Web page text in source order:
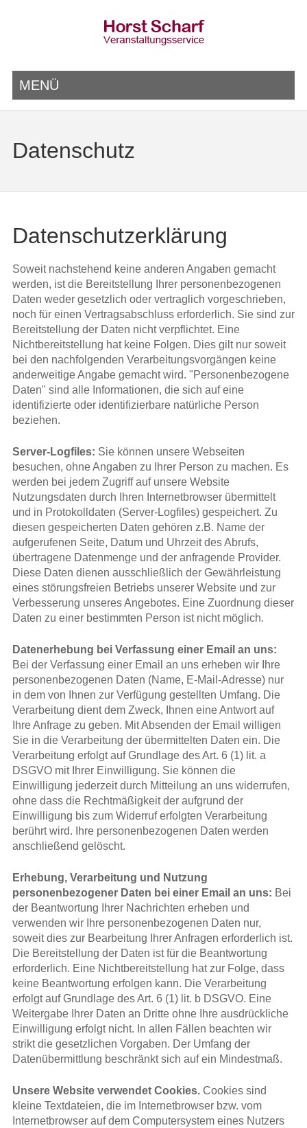
MENÜ
Datenschutz
Datenschutzerklärung
Soweit nachstehend keine anderen Angaben gemacht
werden, ist die Bereitstellung Ihrer personenbezogenen
Daten weder gesetzlich oder vertraglich vorgeschrieben,
noch für einen Vertragsabschluss erforderlich. Sie sind zur
Bereitstellung der Daten nicht verpflichtet. Eine
Nichtbereitstellung hat keine Folgen. Dies gilt nur soweit
bei den nachfolgenden Verarbeitungsvorgängen keine
anderweitige Angabe gemacht wird. "Personenbezogene
Daten" sind alle Informationen, die sich auf eine
identifizierte oder identifizierbare natürliche Person
beziehen.
Server-Logfiles: Sie können unsere Webseiten
besuchen, ohne Angaben zu Ihrer Person zu machen. Es
werden bei jedem Zugriff auf unsere Website
Nutzungsdaten durch Ihren Internetbrowser übermittelt
und in Protokolldaten (Server-Logfiles) gespeichert. Zu
diesen gespeicherten Daten gehören z.B. Name der
aufgerufenen Seite, Datum und Uhrzeit des Abrufs,
übertragene Datenmenge und der anfragende Provider.
Diese Daten dienen ausschließlich der Gewährleistung
eines störungsfreien Betriebs unserer Website und zur
Verbesserung unseres Angebotes. Eine Zuordnung dieser
Daten zu einer bestimmten Person ist nicht möglich.
Datenerhebung bei Verfassung einer Email an uns:
Bei der Verfassung einer Email an uns erheben wir Ihre
personenbezogenen Daten (Name, E-Mail-Adresse) nur
in dem von Ihnen zur Verfügung gestellten Umfang. Die
Verarbeitung dient dem Zweck, Ihnen eine Antwort auf
Ihre Anfrage zu geben. Mit Absenden der Email willigen
Sie in die Verarbeitung der übermittelten Daten ein. Die
Verarbeitung erfolgt auf Grundlage des Art. 6 (1) lit. a
DSGVO mit Ihrer Einwilligung. Sie können die
Einwilligung jederzeit durch Mitteilung an uns widerrufen,
ohne dass die Rechtmäßigkeit der aufgrund der
Einwilligung bis zum Widerruf erfolgten Verarbeitung
berührt wird. Ihre personenbezogenen Daten werden
anschließend gelöscht.
Erhebung, Verarbeitung und Nutzung
personenbezogener Daten bei einer Email an uns: Bei
der Beantwortung Ihrer Nachrichten erheben und
verwenden wir Ihre personenbezogenen Daten nur,
soweit dies zur Bearbeitung Ihrer Anfragen erforderlich ist.
Die Bereitstellung der Daten ist für die Beantwortung
erforderlich. Eine Nichtbereitstellung hat zur Folge, dass
keine Beantwortung erfolgen kann. Die Verarbeitung
erfolgt auf Grundlage des Art. 6 (1) lit. b DSGVO. Eine
Weitergabe Ihrer Daten an Dritte ohne Ihre ausdrückliche
Einwilligung erfolgt nicht. In allen Fällen beachten wir
strikt die gesetzlichen Vorgaben. Der Umfang der
Datenübermittlung beschränkt sich auf ein Mindestmaß.
Unsere Website verwendet Cookies.Cookies sind
kleine Textdateien, die im Internetbrowser bzw. vom
Internetbrowser auf dem Computersystem eines Nutzers